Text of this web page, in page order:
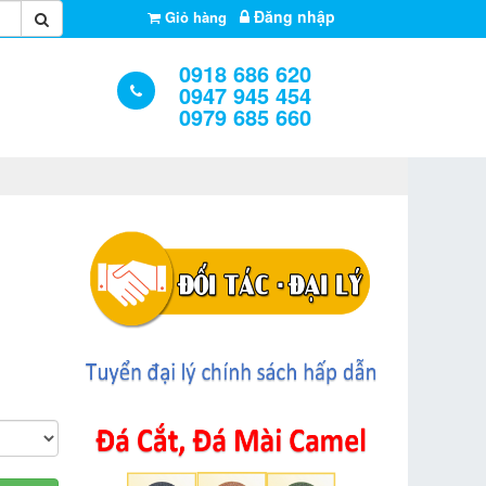
Giỏ hàng Đăng nhập
0918 686 620
0947 945 454
0979 685 660